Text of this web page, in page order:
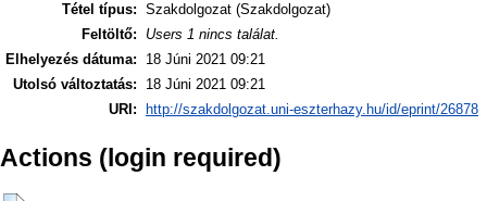
Tétel típus: Szakdolgozat (Szakdolgozat)
Feltöltő:
Users 1 nincs találat.
Elhelyezés dátuma:
18 Júni 2021 09:21
Utolsó változtatás:
18 Júni 2021 09:21
URI:
http://szakdolgozat.uni-eszterhazy.hu/id/eprint/26878
Actions (login required)